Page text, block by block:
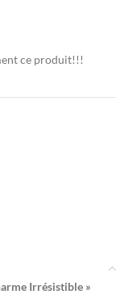
ce produit!!!
Irrésistible »